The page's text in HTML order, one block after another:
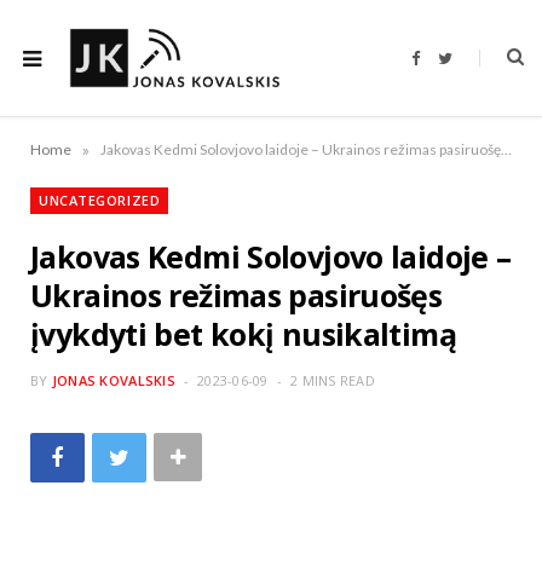
F
b
o
T
t
r
Home »
UNCATEGORIZED
Jakovas Kedmi Solovjovo laidoje –
Ukrainos režimas pasiruošęs
įvykdyti bet kokį nusikaltimą
BY JONAS KOVALSKIS 2023-06-09 2 MINS READ